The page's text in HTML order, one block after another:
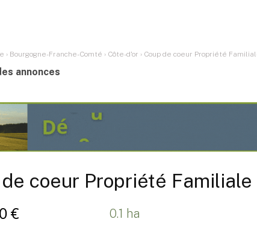
› Bourgogne-Franche-Comté › Côte-d'or › Coup de coeur Propriété
annonces
de coeur Propriété Familiale
€ 0.1 ha